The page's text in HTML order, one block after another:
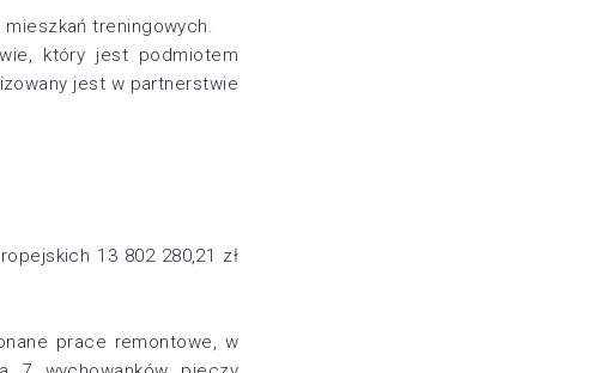
treningowych.
który jest podmiotem
jest w partnerstwie
13 802 280,21 zł
prace remontowe, w